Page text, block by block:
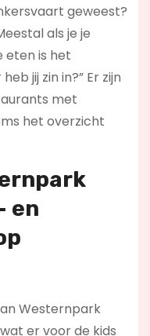
geweest?
als je je
eten is het
jij zin in?” Er zijn
met
het overzicht
en
Westernpark
er voor de kids